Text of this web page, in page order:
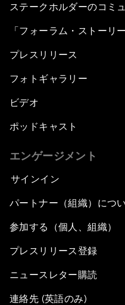
ステークホルダーのコミ
「フォーラム・ストーリー
プレスリリース
フォトギャラリー
ビデオ
ポッドキャスト
エンゲージメント
サインイン
パートナー（組織）につ
参加する（個人、組織）
プレスリリース登録
ニュースレター購読
連絡先 (英語のみ)